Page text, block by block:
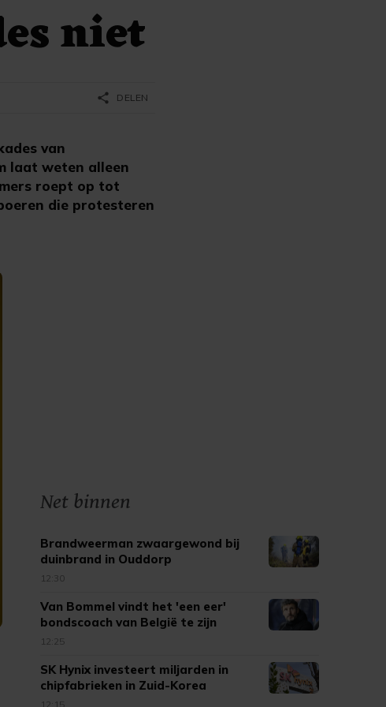
niet
van
laat weten alleen
roept op tot
die protesteren
share DELEN
Net binnen
Brandweerman zwaargewond bij
duinbrand in Ouddorp
12:30
Van Bommel vindt het 'een eer'
bondscoach van België te zijn
12:25
SK Hynix investeert miljarden in
chipfabrieken in Zuid-Korea
12:15